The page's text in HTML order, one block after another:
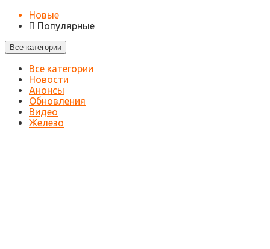
Новые
Популярные
Все категории
Все категории
Новости
Анонсы
Обновления
Видео
Железо